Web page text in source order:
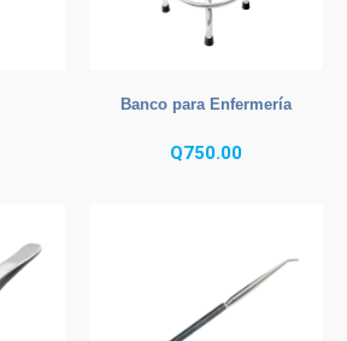
Banco para Enfermería
Q750.00